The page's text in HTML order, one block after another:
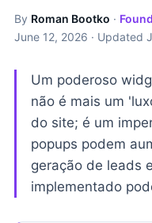
By Roman Bootko ·
June 12, 2026 · Updated
Um poderoso
não é mais um
do site; é um
popups podem
geração de leads
implementado